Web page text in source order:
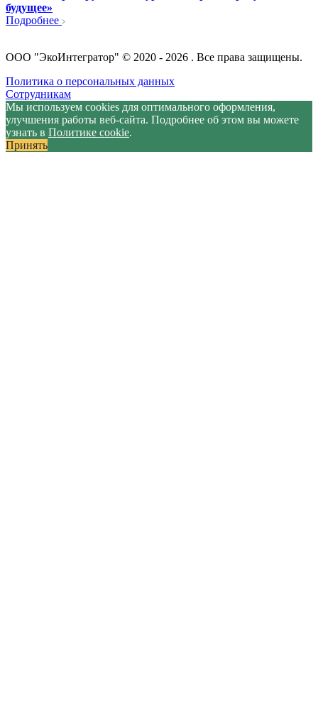
будущее»
Подробнее
ООО "ЭкоИнтегратор" © 2020 - 2026 . Все права защищены.
Политика о персональных данных
Сотрудникам
Мы используем cookies для оптимального оформления,
улучшения работы веб-сайта. Подробнее об этом вы можете
узнать в Политике cookie.
Принять